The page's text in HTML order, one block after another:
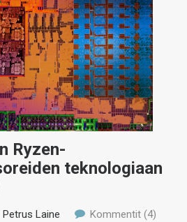
Ryzen-
teknologiaan
Petrus Laine Kommentit (4)